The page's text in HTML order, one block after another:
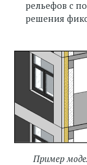
рельефов с
решения
Пример